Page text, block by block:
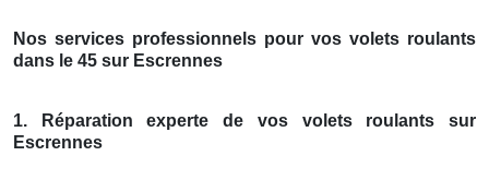
Nos services professionnels pour vos volets roulants
dans le 45 sur Escrennes
1. Réparation experte de vos volets roulants sur
Escrennes